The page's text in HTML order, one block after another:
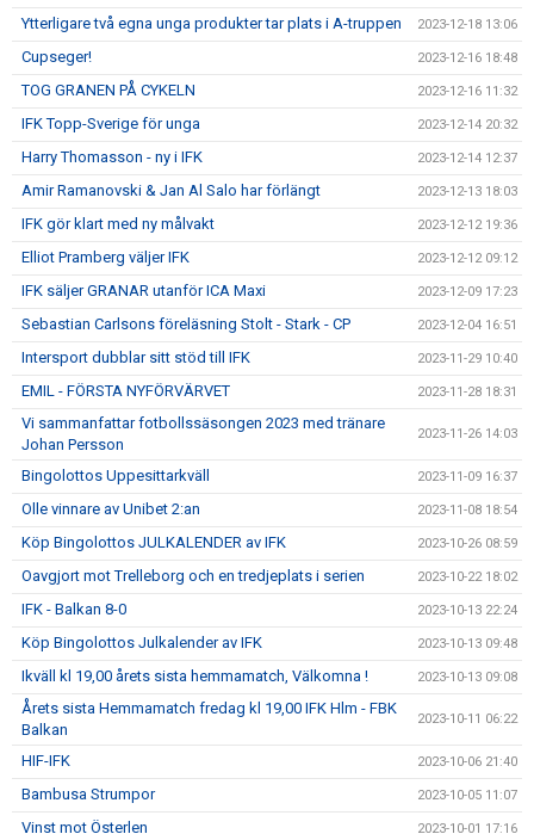
Ytterligare två egna unga produkter tar plats i A-truppen 2023-12-18 13:06
Cupseger! 2023-12-16 18:48
TOG GRANEN PÅ CYKELN 2023-12-16 11:32
IFK Topp-Sverige för unga 2023-12-14 20:32
Harry Thomasson - ny i IFK 2023-12-14 12:37
Amir Ramanovski & Jan Al Salo har förlängt 2023-12-13 18:03
IFK gör klart med ny målvakt 2023-12-12 19:36
Elliot Pramberg väljer IFK 2023-12-12 09:12
IFK säljer GRANAR utanför ICA Maxi 2023-12-09 17:23
Sebastian Carlsons föreläsning Stolt - Stark - CP 2023-12-04 16:51
Intersport dubblar sitt stöd till IFK 2023-11-29 10:40
EMIL - FÖRSTA NYFÖRVÄRVET 2023-11-28 18:31
Vi sammanfattar fotbollssäsongen 2023 med tränare
Johan Persson
2023-11-26 14:03
Bingolottos Uppesittarkväll 2023-11-09 16:37
Olle vinnare av Unibet 2:an 2023-11-08 18:54
Köp Bingolottos JULKALENDER av IFK 2023-10-26 08:59
Oavgjort mot Trelleborg och en tredjeplats i serien 2023-10-22 18:02
IFK - Balkan 8-0 2023-10-13 22:24
Köp Bingolottos Julkalender av IFK 2023-10-13 09:48
Ikväll kl 19,00 årets sista hemmamatch, Välkomna ! 2023-10-13 09:08
Årets sista Hemmamatch fredag kl 19,00 IFK Hlm - FBK
Balkan
2023-10-11 06:22
HIF-IFK 2023-10-06 21:40
Bambusa Strumpor 2023-10-05 11:07
Vinst mot Österlen 2023-10-01 17:16